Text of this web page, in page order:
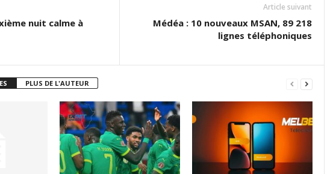
nuit calme à
Article suivant
Médéa : 10 nouveaux MSAN, 89 218
lignes téléphoniques
PLUS DE L'AUTEUR